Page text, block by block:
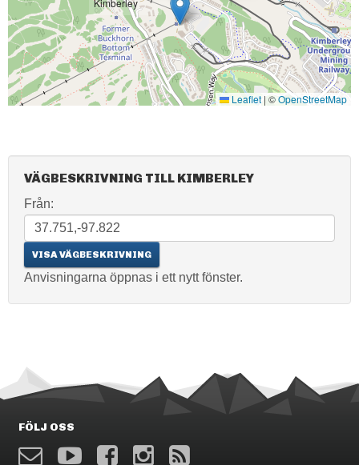
Kimberley
Leaflet | ©OpenStreetMap
VÄGBESKRIVNING TILL KIMBERLEY
Från:
Anvisningarna öppnas i ett nytt fönster.
FÖLJ OSS